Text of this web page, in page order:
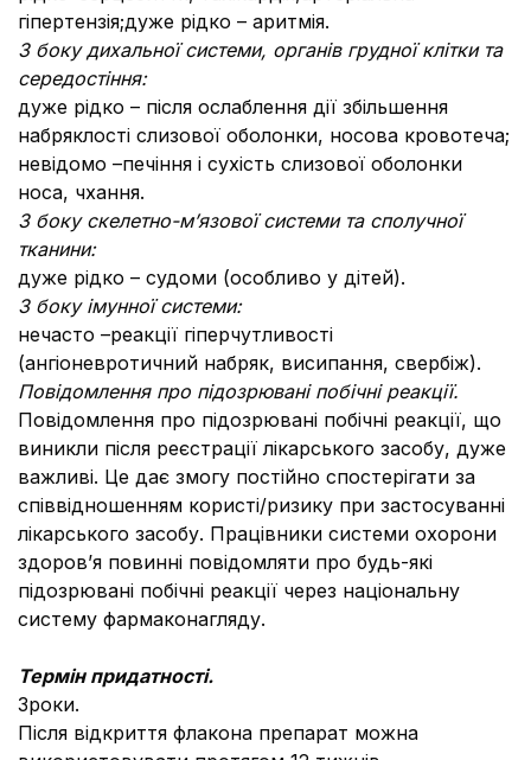
гіпертензія;дуже рідко – аритмія.
З боку дихальної системи, органів грудної клітки та
середостіння:
дуже рідко – після ослаблення дії збільшення
набряклості слизової оболонки, носова кровотеча;
невідомо –печіння і сухість слизової оболонки
носа, чхання.
З боку скелетно-м’язової системи та сполучної
тканини:
дуже рідко – судоми (особливо у дітей).
З боку імунної системи:
нечасто –реакції гіперчутливості
(ангіоневротичний набряк, висипання, свербіж).
Повідомлення про підозрювані побічні реакції.
Повідомлення про підозрювані побічні реакції, що
виникли після реєстрації лікарського засобу, дуже
важливі. Це дає змогу постійно спостерігати за
співвідношенням користі/ризику при застосуванні
лікарського засобу. Працівники системи охорони
здоров’я повинні повідомляти про будь-які
підозрювані побічні реакції через національну
систему фармаконагляду.
Термін придатності.
3роки.
Після відкриття флакона препарат можна